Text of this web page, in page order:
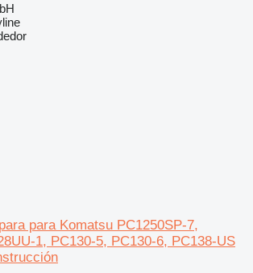
para Komatsu PC1250SP-7,
1, PC130-5, PC130-6, PC138-US